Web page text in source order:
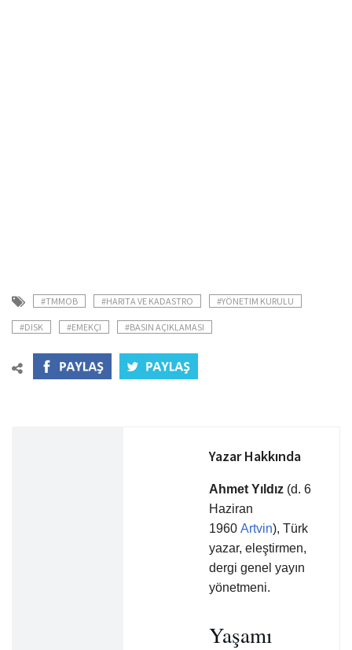
#TMMOB #HARITA VE KADASTRO #YÖNETIM KURULU
#DISK #EMEKÇI #BASIN AÇIKLAMASI
Yazar Hakkında
Ahmet Yıldız (d. 6
Haziran
1960 Artvin), Türk
yazar, eleştirmen,
dergi genel yayın
yönetmeni.
Yaşamı